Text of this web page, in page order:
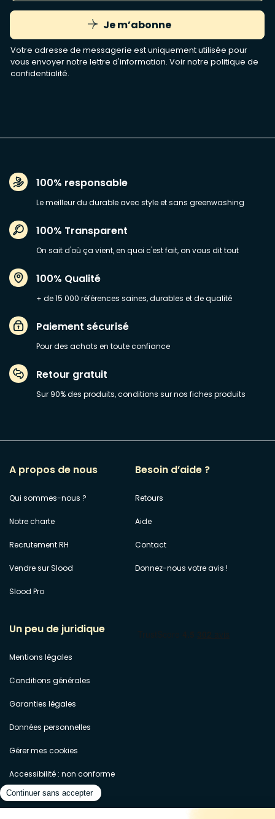
Je m’abonne
Votre adresse de messagerie est uniquement utilisée pour
vous envoyer notre lettre d'information. Voir notre politique de
confidentialité.
100% responsable
Le meilleur du durable avec style et sans greenwashing
100% Transparent
On sait d'où ça vient, en quoi c'est fait, on vous dit tout
100% Qualité
+ de 15 000 références saines, durables et de qualité
Paiement sécurisé
Pour des achats en toute confiance
Retour gratuit
Sur 90% des produits, conditions sur nos fiches produits
A propos de nous
Qui sommes-nous ?
Notre charte
Recrutement RH
Vendre sur Slood
Slood Pro
Besoin d’aide ?
Retours
Aide
Contact
Donnez-nous votre avis !
Un peu de juridique
Mentions légales
Conditions générales
Garanties légales
Données personnelles
Gérer mes cookies
Accessibilité : non conforme